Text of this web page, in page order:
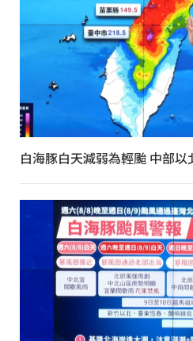
白海豚白天減弱為輕颱 中部以